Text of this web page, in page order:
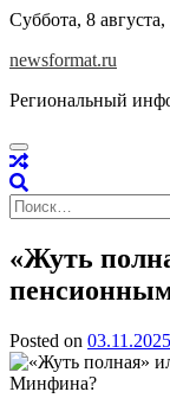
Skip
content
Суббота, 8
newsformat.ru
Региональный
Найти:
«Жуть
Posted on 03.11.2025